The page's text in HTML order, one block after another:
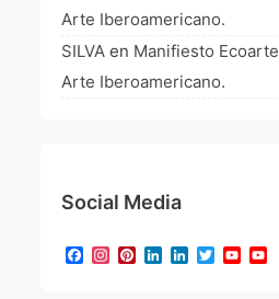
Arte Iberoamericano.
SILVA en Manifiesto
Arte Iberoamericano.
Social Media
Facebook
Instagram
Pinterest
LinkedIn
LinkedIn
Twitter